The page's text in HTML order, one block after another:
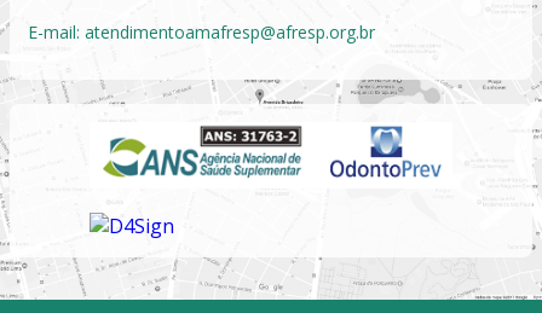
E-mail: atendimentoamafresp@afresp.org.br